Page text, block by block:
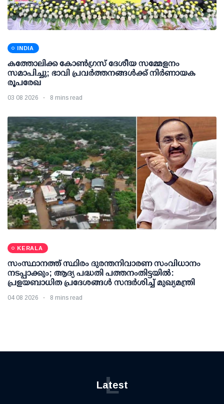
INDIA
കത്തോലിക്ക കോൺഗ്രസ് ദേശീയ സമ്മേളനം
സമാപിച്ചു; ഭാവി പ്രവർത്തനങ്ങൾക്ക് നിർണായക
രൂപരേഖ
03 08 2026 8 mins read
KERALA
സംസ്ഥാനത്ത് സ്ഥിരം ദുരന്തനിവാരണ സംവിധാനം
നടപ്പാക്കും; ആദ്യ പദ്ധതി പത്തനംതിട്ടയില്‍:
പ്രളയബാധിത പ്രദേശങ്ങള്‍ സന്ദര്‍ശിച്ച് മുഖ്യമന്ത്രി
04 08 2026 8 mins read
Latest
L